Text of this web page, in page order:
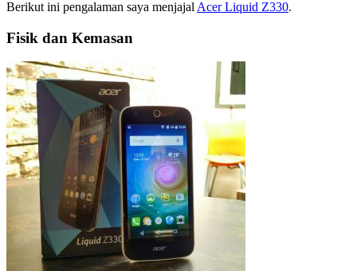
Berikut ini pengalaman saya menjajal Acer Liquid Z330.
Fisik dan Kemasan